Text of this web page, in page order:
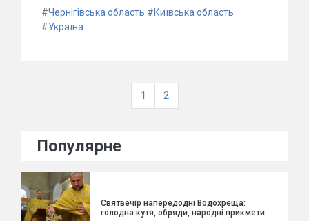
#Чернігівська область #Київська область
#Україна
1 2
Популярне
Святвечір напередодні Водохреща:
голодна кутя, обряди, народні прикмети